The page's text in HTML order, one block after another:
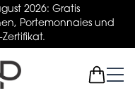
2026: Gratis
Portemonnaies und